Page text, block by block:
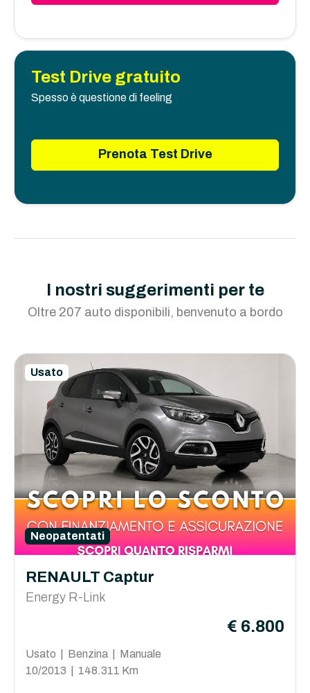
Test Drive gratuito
Spesso è questione di feeling
Prenota Test Drive
I nostri suggerimenti per te
Oltre 207 auto disponibili, benvenuto a bordo
Usato
Neopatentati
RENAULT Captur
Energy R-Link
€ 6.800
Usato | Benzina | Manuale
10/2013 | 148.311 Km